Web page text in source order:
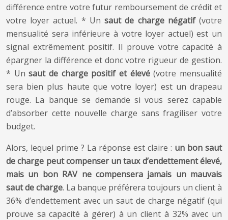
différence entre votre futur remboursement de crédit et
votre loyer actuel. * Unsaut de charge négatif(votre
mensualité sera inférieure à votre loyer actuel) est un
signal extrêmement positif. Il prouve votre capacité à
épargner la différence et donc votre rigueur de gestion.
* Unsaut de charge positif et élevé(votre mensualité
sera bien plus haute que votre loyer) est un drapeau
rouge. La banque se demande si vous serez capable
d’absorber cette nouvelle charge sans fragiliser votre
budget.
Alors, lequel prime ? La réponse est claire : un bon saut
de charge peut compenser un taux d’endettement élevé,
mais un bon RAV ne compensera jamais un mauvais
saut de charge. La banque préférera toujours un client à
36% d’endettement avec un saut de charge négatif (qui
prouve sa capacité à gérer) à un client à 32% avec un